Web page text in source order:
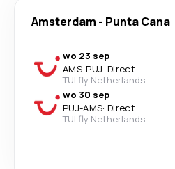
Amsterdam - Punta Cana
wo 23 sep
AMS-PUJ· Direct
TUI fly Netherlands
wo 30 sep
PUJ-AMS· Direct
TUI fly Netherlands